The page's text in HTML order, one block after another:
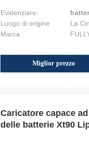
Evidenziare:
Luogo di origine
La
Marca
Miglior prezzo
Caricatore capace
delle batterie Xt90